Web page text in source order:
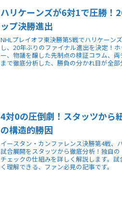
ハリケーンズが6対1で圧勝！
ップ決勝進出
NHLプレイオフ東決勝第5戦でハリケーン
し、20年ぶりのファイナル進出を決定！
ー、物議を醸した先制点の検証コラム、
まで徹底分析した、勝負の分かれ目が全部
4対0の圧倒劇！スタッツから
の構造的勝因
イースタン・カンファレンス決勝第4戦、
試合展開をスタッツから徹底分析！独自
チェックの仕組みを詳しく解説します。
く理解できる、ファン必見の記事です。